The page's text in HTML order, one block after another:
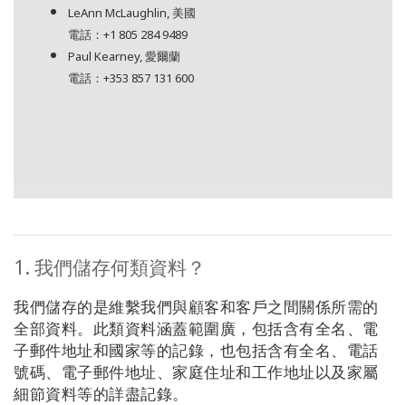
LeAnn McLaughlin, 美國
電話：+1 805 284 9489
Paul Kearney, 愛爾蘭
電話：+353 857 131 600
1. 我們儲存何類資料？
我們儲存的是維繫我們與顧客和客戶之間關係所需的
全部資料。此類資料涵蓋範圍廣，包括含有全名、電
子郵件地址和國家等的記錄，也包括含有全名、電話
號碼、電子郵件地址、家庭住址和工作地址以及家屬
細節資料等的詳盡記錄。